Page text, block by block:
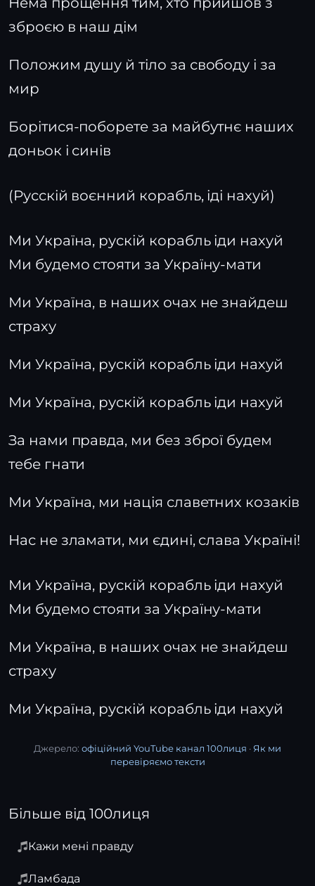
зброєю в наш дім
Положим душу й тіло за свободу і за
мир
Борітися-поборете за майбутнє наших
доньок і синів
(Русскій воєнний корабль, іді нахуй)
Ми Україна, рускій корабль іди нахуй
Ми будемо стояти за Україну-мати
Ми Україна, в наших очах не знайдеш
страху
Ми Україна, рускій корабль іди нахуй
Ми Україна, рускій корабль іди нахуй
За нами правда, ми без зброї будем
тебе гнати
Ми Україна, ми нація славетних козаків
Нас не зламати, ми єдині, слава Україні!
Ми Україна, рускій корабль іди нахуй
Ми будемо стояти за Україну-мати
Ми Україна, в наших очах не знайдеш
страху
Ми Україна, рускій корабль іди нахуй
Джерело: офіційний YouTube канал 100лиця · Як ми
перевіряємо тексти
Більше від 100лиця
Кажи мені правду
Ламбада